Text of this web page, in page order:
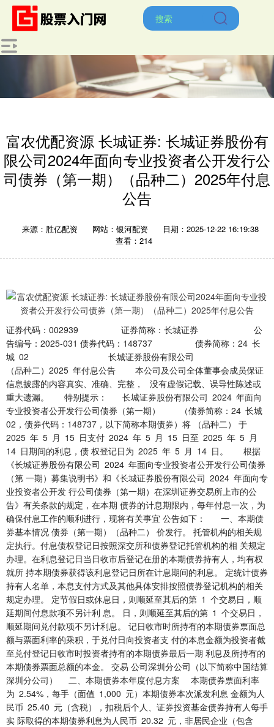
富农优配资源 长城证券: 长城证券股份有
限公司2024年面向专业投资者公开发行公
司债券（第一期）（品种二）2025年付息
公告
来源：胜亿配资 网站：银河配资
日期：2025-12-22 16:19:38
查看：214
证券代码：002939 证券简称：长城证券 公
告编号：2025-031 债券代码：148737 债券简称：24 长
城 02 长城证券股份有限公司
（品种二）2025 年付息公告 本公司及公司全体董事会成员保证
信息披露的内容真实、准确、完整， 没有虚假记载、误导性陈述或
重大遗漏。 特别提示： 长城证券股份有限公司 2024 年面向
专业投资者公开发行公司债券（第一期） （债券简称：24 长城
02，债券代码：148737，以下简称本期债券）将 （品种二） 于
2025 年 5 月 15 日支付 2024 年 5 月 15 日至 2025 年 5 月
14 日期间的利息，债 权登记日为 2025 年 5 月 14 日。 根据
《长城证券股份有限公司 2024 年面向专业投资者公开发行公司债券
（第 一期）募集说明书》和《长城证券股份有限公司 2024 年面向专
业投资者公开发 行公司债券（第一期）在深圳证券交易所上市的公
告》有关条款的规定，在本期 债券的计息期限内，每年付息一次，为
确保付息工作的顺利进行，现将有关事宜 公告如下： 一、本期债
券基本情况 债券（第一期）（品种二） 价发行。 托管机构的相关规
定执行。付息债权登记日按照深交所和债券登记托管机构的相 关规定
办理。在利息登记日当日收市后登记在册的本期债券持有人，均有权
就所 持本期债券获得该利息登记日所在计息期间的利息。 定统计债券
持有人名单，本息支付方式及其他具体安排按照债券登记机构的相关
规定办理。 定节假日或休息日，则顺延至其后的第 1 个交易日，顺
延期间付息款项不另计利 息。 日，则顺延至其后的第 1 个交易日，
顺延期间兑付款项不另计利息。 记日收市时所持有的本期债券票面总
额与票面利率的乘积，于兑付日向投资者支 付的本息金额为投资者截
至兑付登记日收市时投资者持有的本期债券最后一期 利息及所持有的
本期债券票面总额的本金。 交易 公司深圳分公司（以下简称中国结算
深圳分公司） 二、本期债券本年度付息方案 本期债券票面利率
为 2.54%，每手（面值 1,000 元）本期债券本次派发利息 金额为人
民币 25.40 元（含税），扣税后个人、证券投资基金债券持有人每手
实 际取得的本期债券利息为人民币 20.32 元，非居民企业（包含